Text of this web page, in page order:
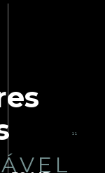
¹¹